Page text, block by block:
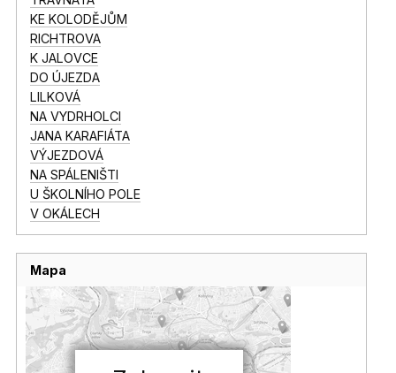
KE KOLODĚJŮM
RICHTROVA
K JALOVCE
DO ÚJEZDA
LILKOVÁ
NA VYDRHOLCI
JANA KARAFIÁTA
VÝJEZDOVÁ
NA SPÁLENIŠTI
U ŠKOLNÍHO POLE
V OKÁLECH
Mapa